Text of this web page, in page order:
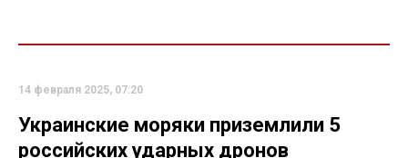
14 февраля 2025, 07:20
Украинские моряки приземлили 5
российских ударных дронов